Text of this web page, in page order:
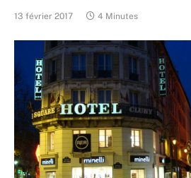
13 février 2017 4 Minutes